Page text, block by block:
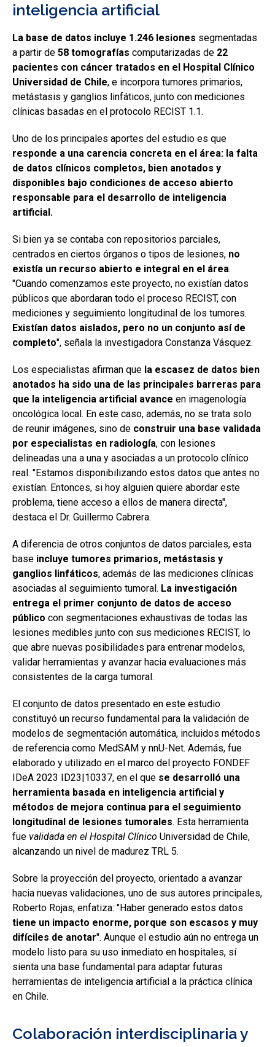
inteligencia artificial
La base de datos incluye 1.246 lesiones segmentadas
a partir de 58 tomografías computarizadas de 22
pacientes con cáncer tratados en el Hospital Clínico
Universidad de Chile, e incorpora tumores primarios,
metástasis y ganglios linfáticos, junto con mediciones
clínicas basadas en el protocolo RECIST 1.1.
Uno de los principales aportes del estudio es que
responde a una carencia concreta en el área: la falta
de datos clínicos completos, bien anotados y
disponibles bajo condiciones de acceso abierto
responsable para el desarrollo de inteligencia
artificial.
Si bien ya se contaba con repositorios parciales,
centrados en ciertos órganos o tipos de lesiones, no
existía un recurso abierto e integral en el área.
"Cuando comenzamos este proyecto, no existían datos
públicos que abordaran todo el proceso RECIST, con
mediciones y seguimiento longitudinal de los tumores.
Existían datos aislados, pero no un conjunto así de
completo", señala la investigadora Constanza Vásquez.
Los especialistas afirman que la escasez de datos bien
anotados ha sido una de las principales barreras para
que la inteligencia artificial avance en imagenología
oncológica local. En este caso, además, no se trata solo
de reunir imágenes, sino de construir una base validada
por especialistas en radiología, con lesiones
delineadas una a una y asociadas a un protocolo clínico
real. "Estamos disponibilizando estos datos que antes no
existían. Entonces, si hoy alguien quiere abordar este
problema, tiene acceso a ellos de manera directa",
destaca el Dr. Guillermo Cabrera.
A diferencia de otros conjuntos de datos parciales, esta
base incluye tumores primarios, metástasis y
ganglios linfáticos, además de las mediciones clínicas
asociadas al seguimiento tumoral. La investigación
entrega el primer conjunto de datos de acceso
público con segmentaciones exhaustivas de todas las
lesiones medibles junto con sus mediciones RECIST, lo
que abre nuevas posibilidades para entrenar modelos,
validar herramientas y avanzar hacia evaluaciones más
consistentes de la carga tumoral.
El conjunto de datos presentado en este estudio
constituyó un recurso fundamental para la validación de
modelos de segmentación automática, incluidos métodos
de referencia como MedSAM y nnU-Net. Además, fue
elaborado y utilizado en el marco del proyecto FONDEF
IDeA 2023 ID23|10337, en el que se desarrolló una
herramienta basada en inteligencia artificial y
métodos de mejora continua para el seguimiento
longitudinal de lesiones tumorales. Esta herramienta
fue validada en el Hospital Clínico Universidad de Chile,
alcanzando un nivel de madurez TRL 5.
Sobre la proyección del proyecto, orientado a avanzar
hacia nuevas validaciones, uno de sus autores principales,
Roberto Rojas, enfatiza: "Haber generado estos datos
tiene un impacto enorme, porque son escasos y muy
difíciles de anotar". Aunque el estudio aún no entrega un
modelo listo para su uso inmediato en hospitales, sí
sienta una base fundamental para adaptar futuras
herramientas de inteligencia artificial a la práctica clínica
en Chile.
Colaboración interdisciplinaria y